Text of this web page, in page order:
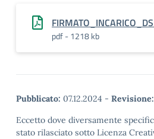
pdf - 1218 kb
Pubblicato: 07.12.2024 - Revisione:
Eccetto dove diversamente
stato rilasciato sotto Licenza